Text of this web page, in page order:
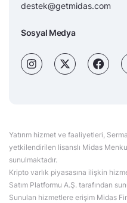
destek@getmidas.com
Sosyal Medya
Yatırım hizmet ve faaliyetleri,
yetkilendirilen lisanslı Midas
sunulmaktadır.
Kripto varlık piyasasına ilişkin
Satım Platformu A.Ş. tarafından
Sunulan hizmetlere erişim Midas